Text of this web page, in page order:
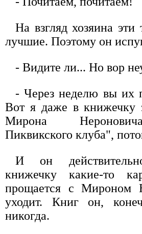
На взгляд хозяина
лучшие. Поэтому он
- Видите ли... Но вор
- Через неделю вы их
Вот я даже в книжечку
Мирона
Пиквикского клуба",
И он
книжечку какие-то
прощается с Мироном
уходит. Книг он,
никогда.